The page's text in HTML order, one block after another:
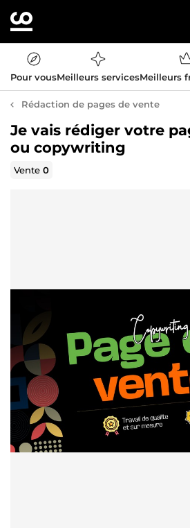
Pour vousMeilleurs servicesMeilleurs
Rédaction de pages de vente
Je vais rédiger votre
ou copywriting
Vente0